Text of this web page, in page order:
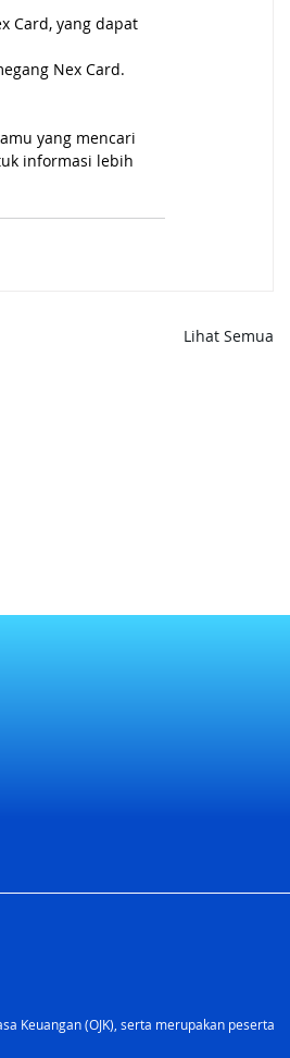
Card, yang dapat
Nex Card.
yang mencari
informasi lebih
Lihat Semua
Keuangan (OJK), serta merupakan peserta